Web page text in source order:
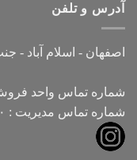
آدرس و تلفن
اصفهان - اسلام آباد
شماره تماس واحد فروش :
شماره تماس مدیریت : ۰۹۱۳۳۵۷۵۲۰۰